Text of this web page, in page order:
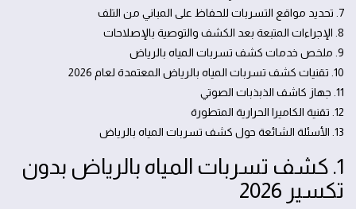
7. تحديد مواقع التسربات للحفاظ على المباني من التلف
8. الإجراءات المتبعة بعد الكشف والتوصية بالإصلاحات
9. ملخص خدمات كشف تسربات المياه بالرياض
10. تقنيات كشف تسربات المياه بالرياض المعتمدة لعام 2026
11. جهاز كاشف الذبذبات الصوتي
12. تقنية الكاميرا الحرارية المتطورة
13. الأسئلة الشائعة حول كشف تسربات المياه بالرياض
1. كشف تسربات المياه بالرياض بدون
تكسير 2026